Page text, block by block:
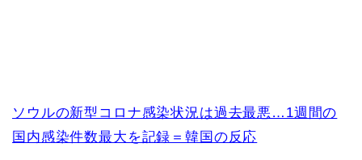
ソウルの新型コロナ感染状況は過去最悪…1週間の
国内感染件数最大を記録＝韓国の反応